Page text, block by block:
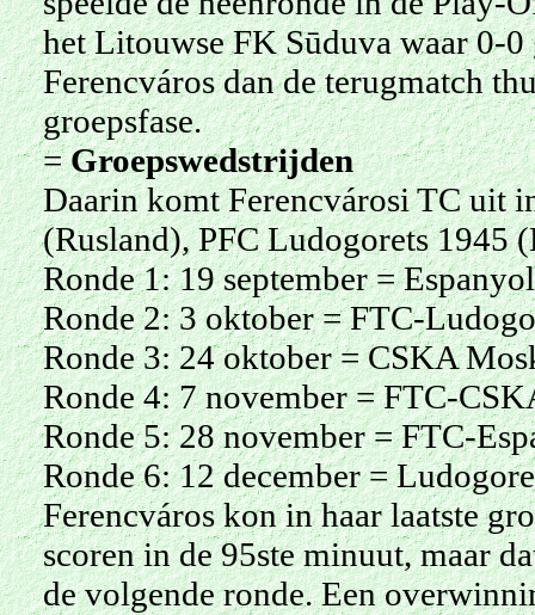
het Litouwse FK Sūduva waar 0-
Ferencváros dan de terugmatch
groepsfase.
=Groepswedstrijden
Daarin komt Ferencvárosi TC uit
(Rusland), PFC Ludogorets 1945
Ronde 1: 19 september =
Ronde 2: 3 oktober = FTC-
Ronde 3: 24 oktober = CSKA
Ronde 4: 7 november = FTC-
Ronde 5: 28 november = FTC-
Ronde 6: 12 december=
Ferencváros kon in haar laatste
scoren in de 95ste minuut, maar
de volgende ronde. Een